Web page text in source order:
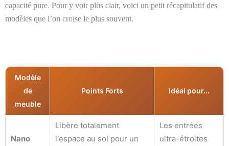
capacité pure. Pour y voir plus clair, voici un petit récapitulatif des
modèles que l’on croise le plus souvent.
Modèle
de
meuble
Points Forts Idéal pour...
Nano
Libère totalement
l'espace au sol pour un
Les entrées
ultra-étroites